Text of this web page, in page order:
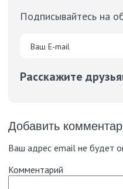
Подписывайтесь на
Расскажите
Добавить
Ваш адрес email не будет
Комментарий